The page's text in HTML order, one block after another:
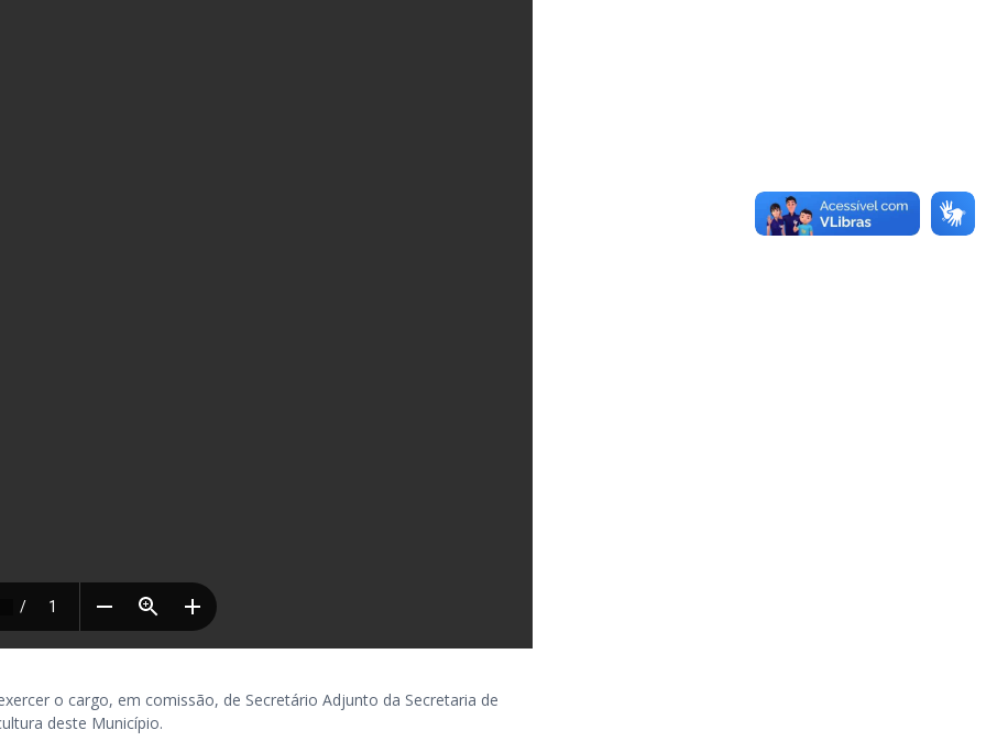
o cargo, em comissão, de Secretário Adjunto da Secretaria de
deste Município.